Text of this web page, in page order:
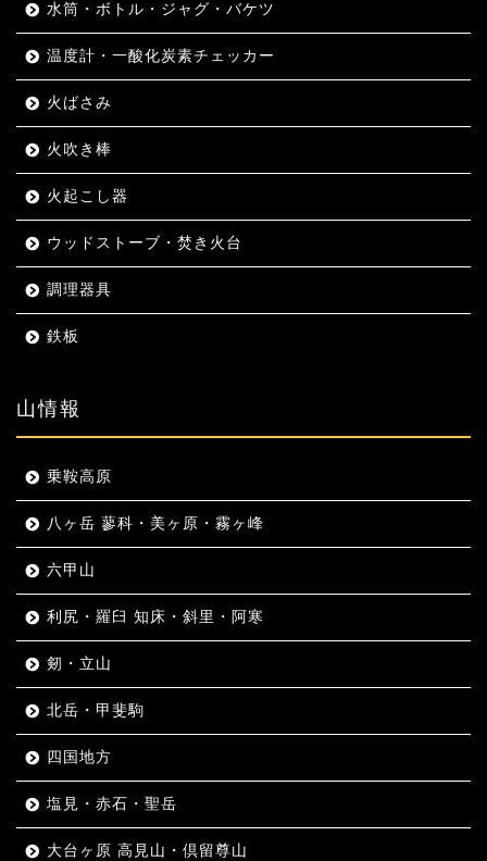
水筒・ボトル・ジャグ・バケツ
温度計・一酸化炭素チェッカー
火ばさみ
火吹き棒
火起こし器
ウッドストーブ・焚き火台
調理器具
鉄板
山情報
乗鞍高原
八ヶ岳 蓼科・美ヶ原・霧ヶ峰
六甲山
利尻・羅臼 知床・斜里・阿寒
剱・立山
北岳・甲斐駒
四国地方
塩見・赤石・聖岳
大台ヶ原 高見山・倶留尊山